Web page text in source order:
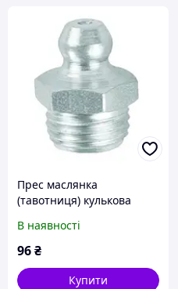
Прес маслянка
(тавотниця) кулькова
поштучно, DIN71412 |
UMETA Німеччина
В наявності
96₴
Купити